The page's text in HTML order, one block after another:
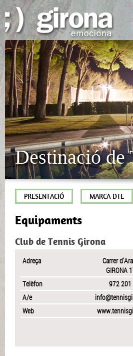
Destinació
PRESENTACIÓ MARCA DTE
Equipaments
Club de Tennis Girona
Adreça
Carrer
GIRONA
Telèfon
972 201
A/e
Web